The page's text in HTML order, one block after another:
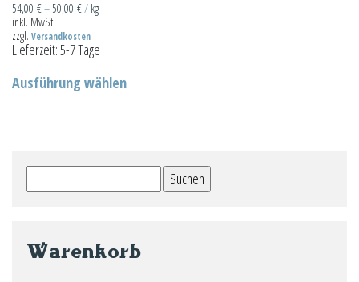
54,00 €– 50,00 €/ kg
inkl. MwSt.
zzgl. Versandkosten
Lieferzeit:5-7 Tage
Ausführung wählenProdukt
Die
können
auf
nach:
Warenkorb